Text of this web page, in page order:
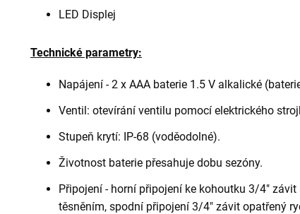
LED Displej
Technické parametry:
Napájení - 2 x AAA baterie 1.5 V alkalické
Ventil: otevírání ventilu pomocí elektrického
Stupeň krytí: IP-68 (voděodolné).
Životnost baterie přesahuje dobu sezóny.
Připojení - horní připojení ke kohoutku 3/4"
těsněním, spodní připojení 3/4" závit opatřený